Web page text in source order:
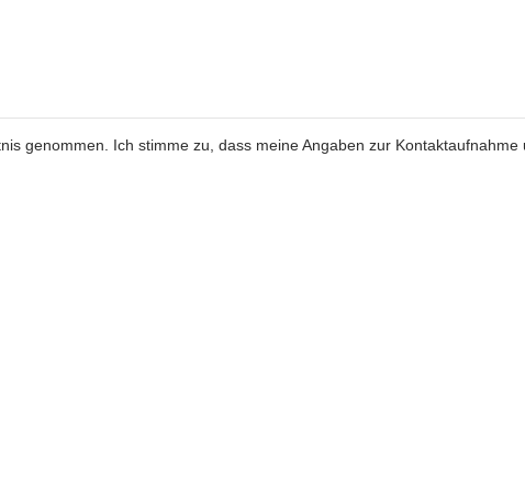
genommen. Ich stimme zu, dass meine Angaben zur Kontaktaufnahme